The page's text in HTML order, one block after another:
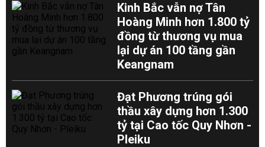
Kinh Bắc vẫn nợ Tân
Hoàng Minh hơn 1.800 tỷ
đồng từ thương vụ mua
lại dự án 100 tầng gần
Keangnam
Đạt Phương trúng gói
thầu xây dựng hơn 1.300
tỷ tại Cao tốc Quy Nhơn -
Pleiku